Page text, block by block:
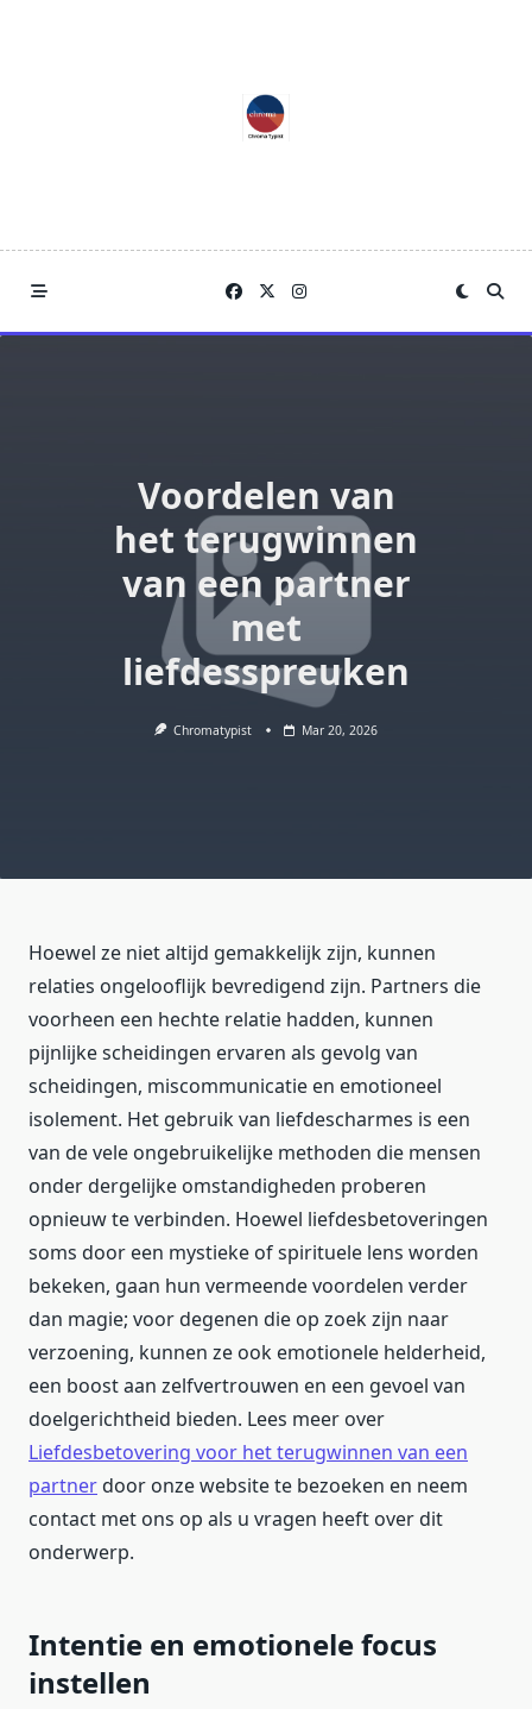
Voordelen van
het terugwinnen
van een partner
met
liefdesspreuken
Chromatypist Mar 20, 2026
Hoewel ze niet altijd gemakkelijk zijn, kunnen
relaties ongelooflijk bevredigend zijn. Partners die
voorheen een hechte relatie hadden, kunnen
pijnlijke scheidingen ervaren als gevolg van
scheidingen, miscommunicatie en emotioneel
isolement. Het gebruik van liefdescharmes is een
van de vele ongebruikelijke methoden die mensen
onder dergelijke omstandigheden proberen
opnieuw te verbinden. Hoewel liefdesbetoveringen
soms door een mystieke of spirituele lens worden
bekeken, gaan hun vermeende voordelen verder
dan magie; voor degenen die op zoek zijn naar
verzoening, kunnen ze ook emotionele helderheid,
een boost aan zelfvertrouwen en een gevoel van
doelgerichtheid bieden. Lees meer over
Liefdesbetovering voor het terugwinnen van een
partnerdoor onze website te bezoeken en neem
contact met ons op als u vragen heeft over dit
onderwerp.
Intentie en emotionele focus
instellen